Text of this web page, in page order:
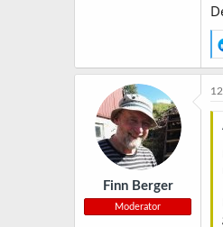
Finn Berger
Moderator